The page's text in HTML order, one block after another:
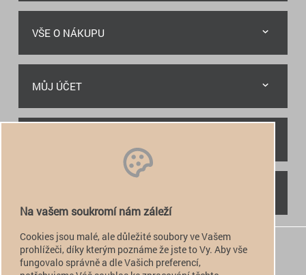
VŠE O NÁKUPU
MŮJ ÚČET
 +420 774 949 776
 info@alfatactical.cz
Na vašem soukromí nám záleží
Cookies jsou malé, ale důležité soubory ve Vašem
prohlížeči, díky kterým poznáme že jste to Vy. Aby vše
fungovalo správně a dle Vašich preferencí,